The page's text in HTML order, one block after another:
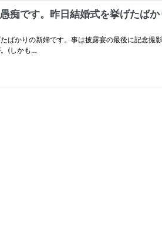
痴です。昨日結婚式を挙げたば
かりの新婦です。事は披露宴の最後に記念
(しかも…